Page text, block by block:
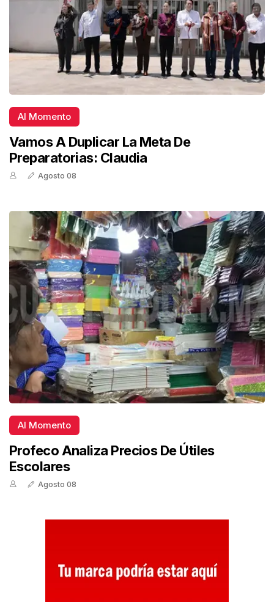
Al Momento
Vamos A Duplicar La Meta De
Preparatorias: Claudia
Agosto 08
Al Momento
Profeco Analiza Precios De Útiles
Escolares
Agosto 08